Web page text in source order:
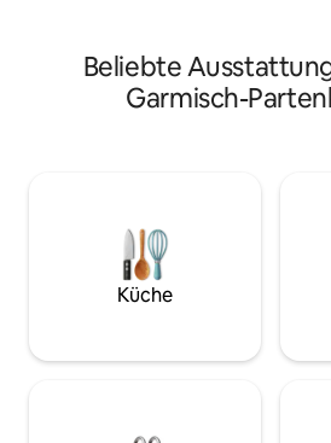
Beliebte
Garmisch-
Küche